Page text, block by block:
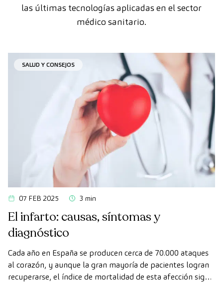
las últimas tecnologías aplicadas en el sector
médico sanitario.
SALUD Y CONSEJOS
07 FEB 2025 3 min
El infarto: causas, síntomas y
diagnóstico
Cada año en España se producen cerca de 70.000 ataques
al corazón, y aunque la gran mayoría de pacientes logran
recuperarse, el índice de mortalidad de esta afección sigue